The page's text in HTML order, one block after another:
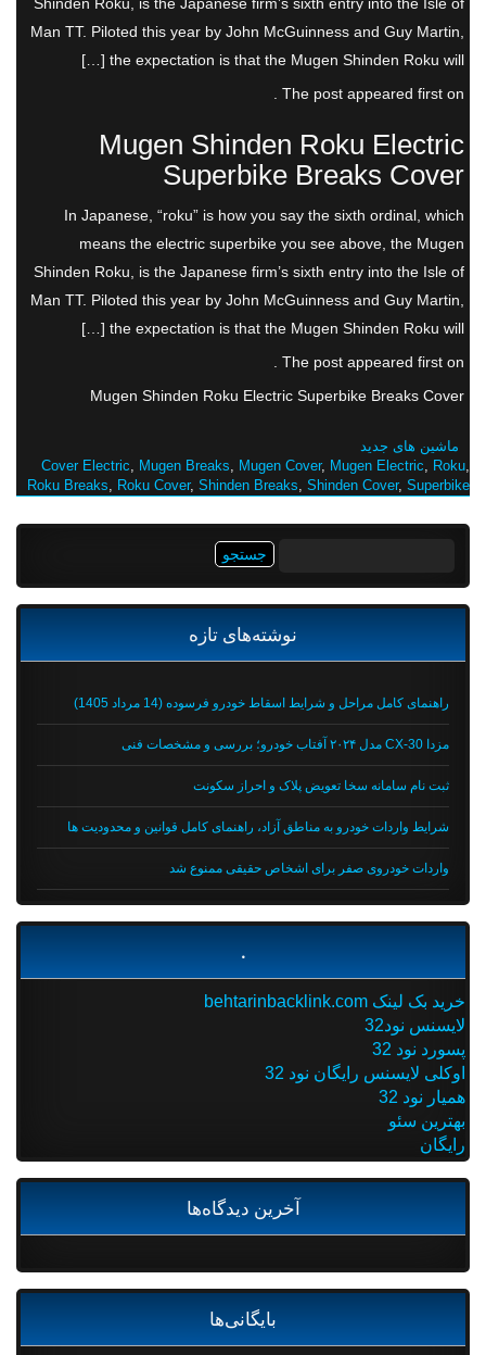
Man TT. Piloted this year by John McGuinness and Guy Martin,
the expectation is that the Mugen Shinden Roku will […]
The post appeared first on .
Mugen Shinden Roku Electric
Superbike Breaks Cover
In Japanese, “roku” is how you say the sixth ordinal, which
means the electric superbike you see above, the Mugen
Shinden Roku, is the Japanese firm’s sixth entry into the Isle of
Man TT. Piloted this year by John McGuinness and Guy Martin,
the expectation is that the Mugen Shinden Roku will […]
The post appeared first on .
Mugen Shinden Roku Electric Superbike Breaks Cover
ماشین های جدید
Cover Electric,Mugen Breaks,Mugen Cover,Mugen Electric,Roku
Roku Breaks,Roku Cover,Shinden Breaks,Shinden Cover,Superbike
نوشته‌های تازه
راهنمای کامل مراحل و شرایط اسقاط خودرو فرسوده (14 مرداد 1405)
مزدا CX-30 مدل ۲۰۲۴ آفتاب خودرو؛ بررسی و مشخصات فنی
ثبت نام سامانه سخا تعویض پلاک و احراز سکونت
شرایط واردات خودرو به مناطق آزاد، راهنمای کامل قوانین و محدودیت ها
واردات خودروی صفر برای اشخاص حقیقی ممنوع شد
خرید بک لینک behtarinbacklink.com
لایسنس نود32
پسورد نود 32
اوکلی لایسنس رایگان نود 32
همیار نود 32
بهترین سئو
رایگان
آخرین دیدگاه‌ها
بایگانی‌ها